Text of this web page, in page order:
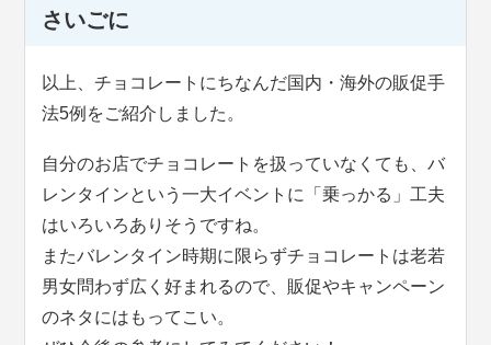
さいごに
以上、チョコレートにちなんだ国内・海外の販促手
法5例をご紹介しました。
自分のお店でチョコレートを扱っていなくても、バ
レンタインという一大イベントに「乗っかる」工夫
はいろいろありそうですね。
またバレンタイン時期に限らずチョコレートは老若
男女問わず広く好まれるので、販促やキャンペーン
のネタにはもってこい。